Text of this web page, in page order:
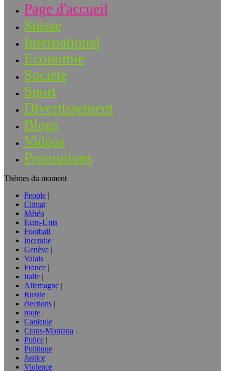
Page d'accueil
Suisse
International
Economie
Société
Sport
Divertissement
Blogs
Vidéos
Promotions
Thèmes du moment
People
Climat
Météo
Etats-Unis
Football
Incendie
Genève
Valais
France
Italie
Allemagne
Russie
élections
route
Canicule
Crans-Montana
Police
Politique
Justice
Violence